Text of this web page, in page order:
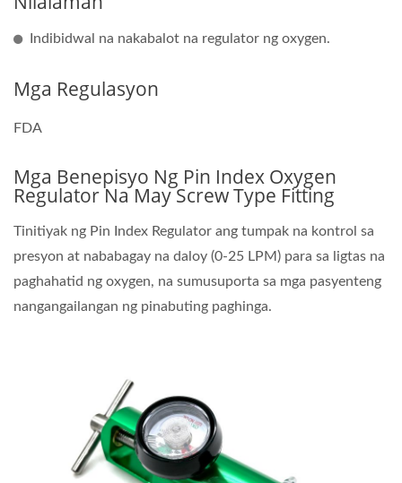
Indibidwal na nakabalot na regulator ng oxygen.
Mga Regulasyon
FDA
Mga Benepisyo Ng Pin Index Oxygen
Regulator Na May Screw Type Fitting
Tinitiyak ng Pin Index Regulator ang tumpak na kontrol sa
presyon at nababagay na daloy (0-25 LPM) para sa ligtas na
paghahatid ng oxygen, na sumusuporta sa mga pasyenteng
nangangailangan ng pinabuting paghinga.